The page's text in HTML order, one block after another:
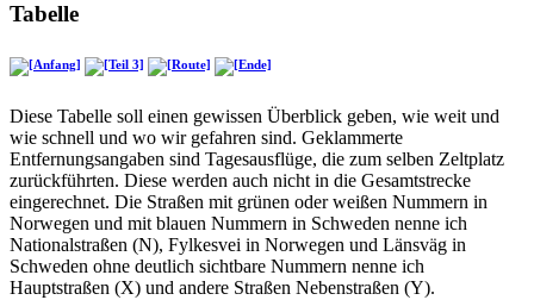
Tabelle
Diese Tabelle soll einen gewissen Überblick geben, wie weit und
wie schnell und wo wir gefahren sind. Geklammerte
Entfernungsangaben sind Tagesausflüge, die zum selben Zeltplatz
zurückführten. Diese werden auch nicht in die Gesamtstrecke
eingerechnet. Die Straßen mit grünen oder weißen Nummern in
Norwegen und mit blauen Nummern in Schweden nenne ich
Nationalstraßen (N), Fylkesvei in Norwegen und Länsväg in
Schweden ohne deutlich sichtbare Nummern nenne ich
Hauptstraßen (X) und andere Straßen Nebenstraßen (Y).